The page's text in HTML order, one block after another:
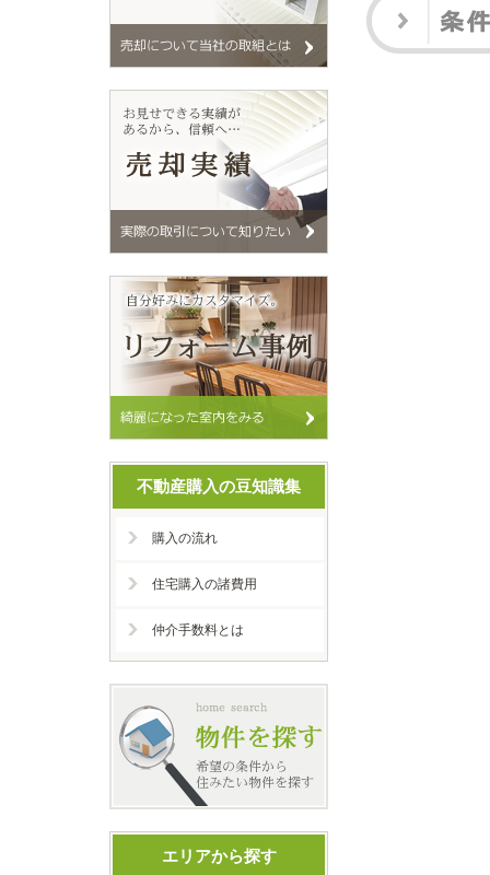
不動産購入の豆知識集
購入の流れ
住宅購入の諸費用
仲介手数料とは
エリアから探す